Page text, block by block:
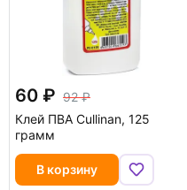
60
92
Клей ПВА Cullinan, 125
грамм
В корзину